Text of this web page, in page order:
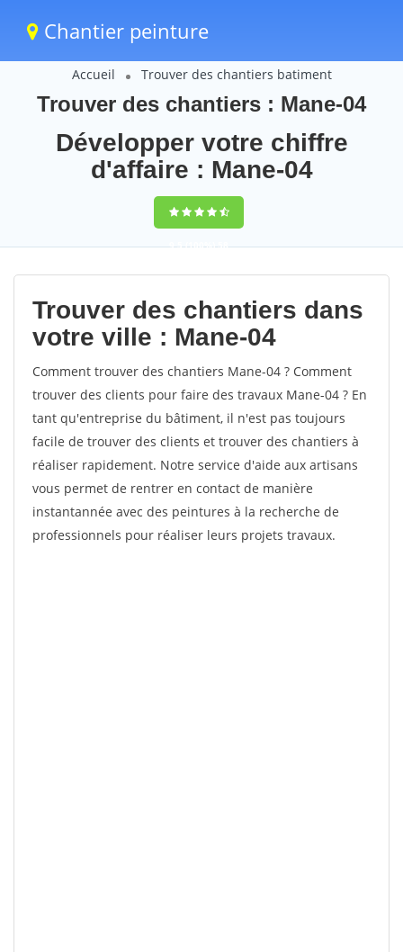
Chantier peinture
Accueil Trouver des chantiers batiment
Trouver des chantiers : Mane-04
Développer votre chiffre
d'affaire : Mane-04
9,5(100%)58
votes
Trouver des chantiers dans
votre ville : Mane-04
Comment trouver des chantiers Mane-04 ? Comment
trouver des clients pour faire des travaux Mane-04 ? En
tant qu'entreprise du bâtiment, il n'est pas toujours
facile de trouver des clients et trouver des chantiers à
réaliser rapidement. Notre service d'aide aux artisans
vous permet de rentrer en contact de manière
instantannée avec des peintures à la recherche de
professionnels pour réaliser leurs projets travaux.